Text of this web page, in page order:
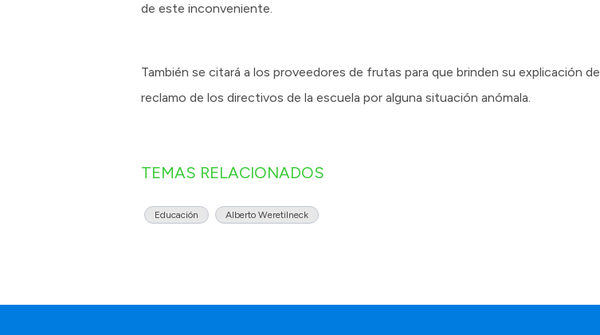
de este inconveniente.
También se citará a los proveedores de frutas para que brinden su explicación
reclamo de los directivos de la escuela por alguna situación anómala.
TEMAS RELACIONADOS
Educación Alberto Weretilneck